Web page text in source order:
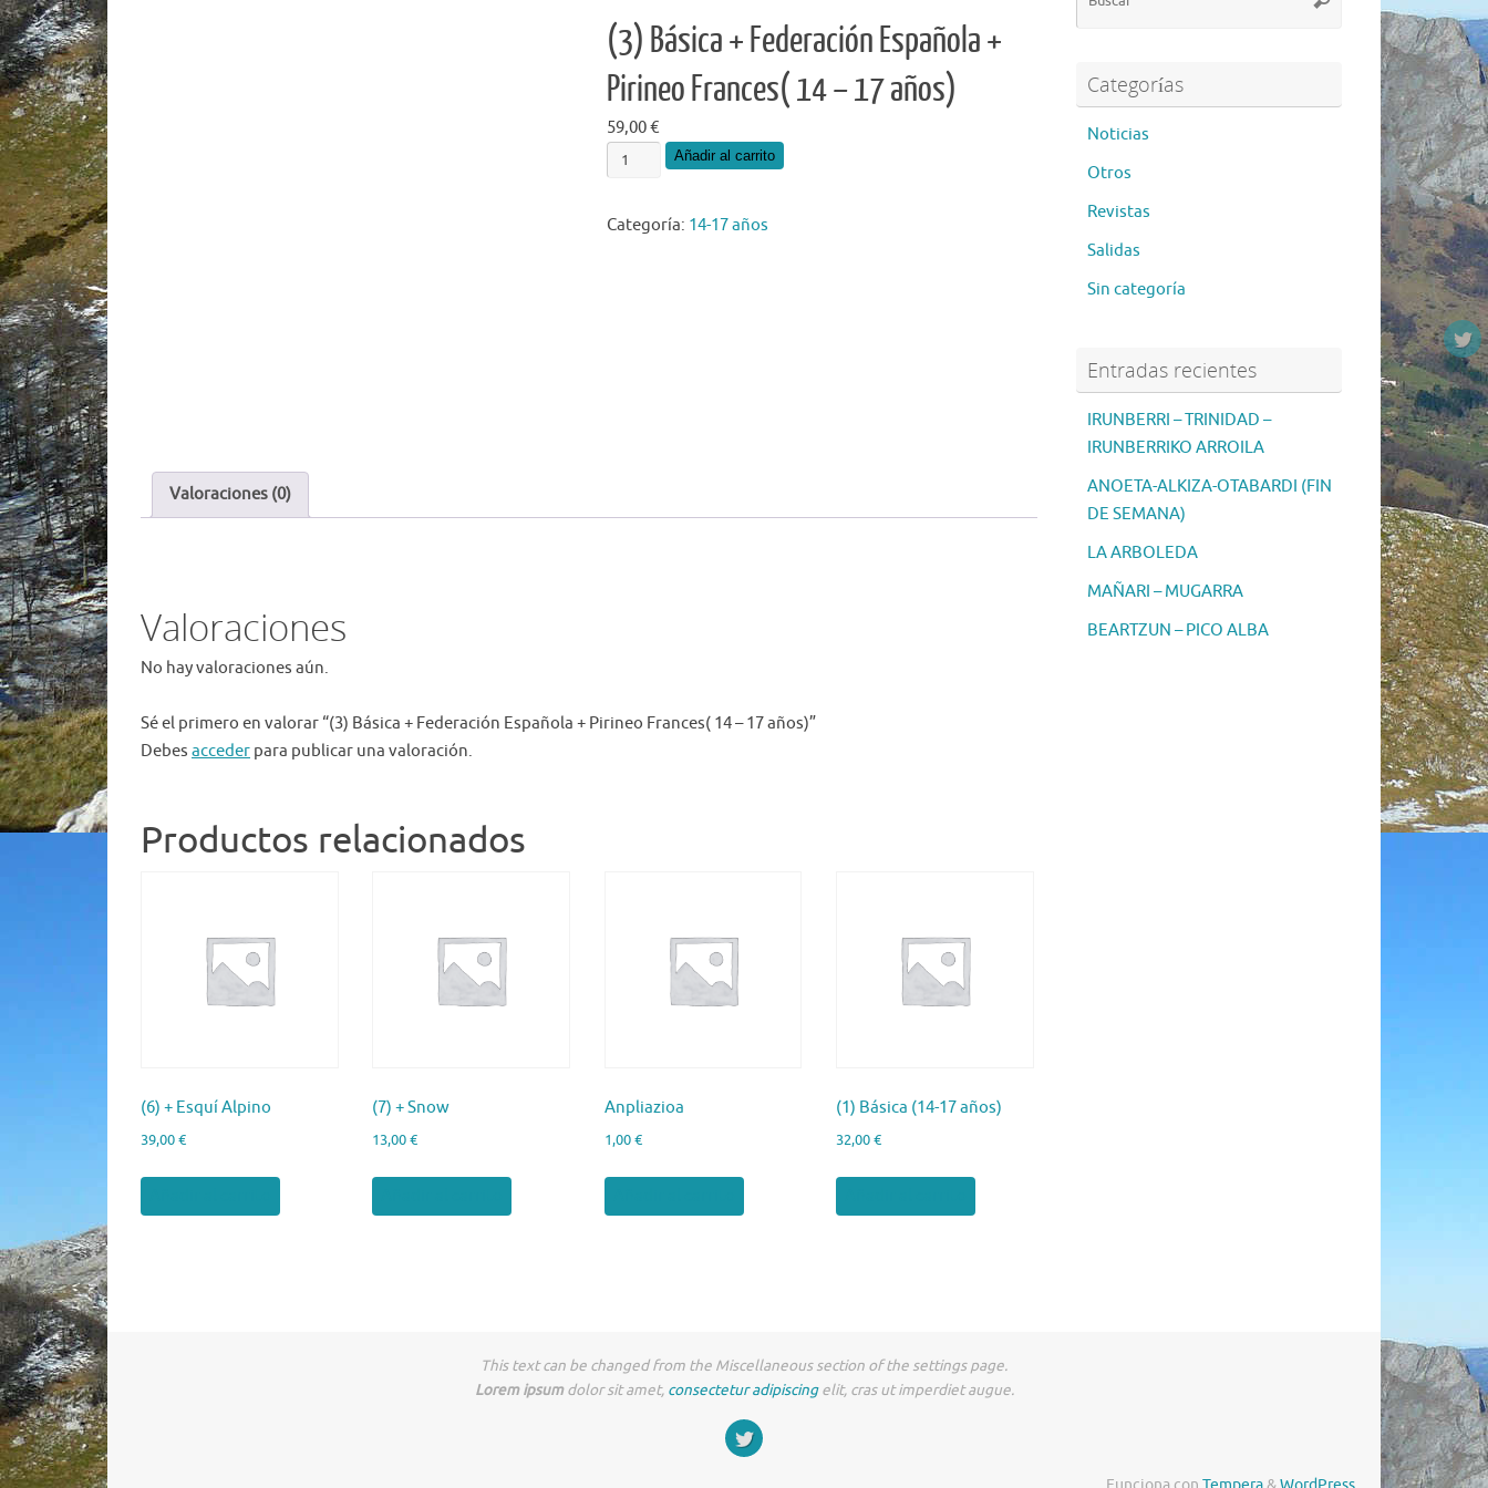
(3) Básica + Federación Española +
Pirineo Frances( 14 – 17 años)
59,00€
(3)
Básica
Federación
Añadir al carrito
Categoría: 14-17 años
Valoraciones (0)
Valoraciones
No hay valoraciones aún.
Sé el primero en valorar “(3) Básica + Federación Española + Pirineo Frances( 14 – 17 años)”
Debes acceder para publicar una valoración.
Productos relacionados
(6) + Esquí Alpino
39,00€
(7) + Snow
13,00€
Anpliazioa
1,00€
(1) Básica (14-17 años)
32,00€
Categorías
Noticias
Otros
Revistas
Salidas
Sin categoría
Entradas recientes
IRUNBERRI – TRINIDAD –
IRUNBERRIKO ARROILA
ANOETA-ALKIZA-OTABARDI (FIN
DE SEMANA)
LA ARBOLEDA
MAÑARI – MUGARRA
BEARTZUN – PICO ALBA
This text can be changed from the Miscellaneous section of the settings page.
Lorem ipsumdolor sit amet, consectetur adipiscingelit, cras ut imperdiet augue.